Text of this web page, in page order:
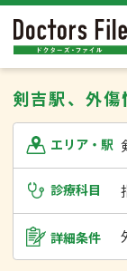
剣吉駅、外傷
エリア・駅
診療科目
詳細条件